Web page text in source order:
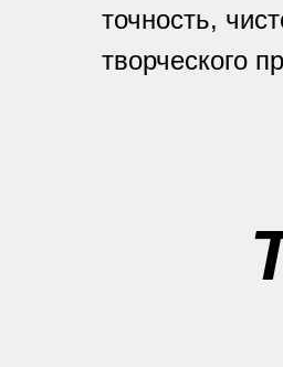
точность,
творческого